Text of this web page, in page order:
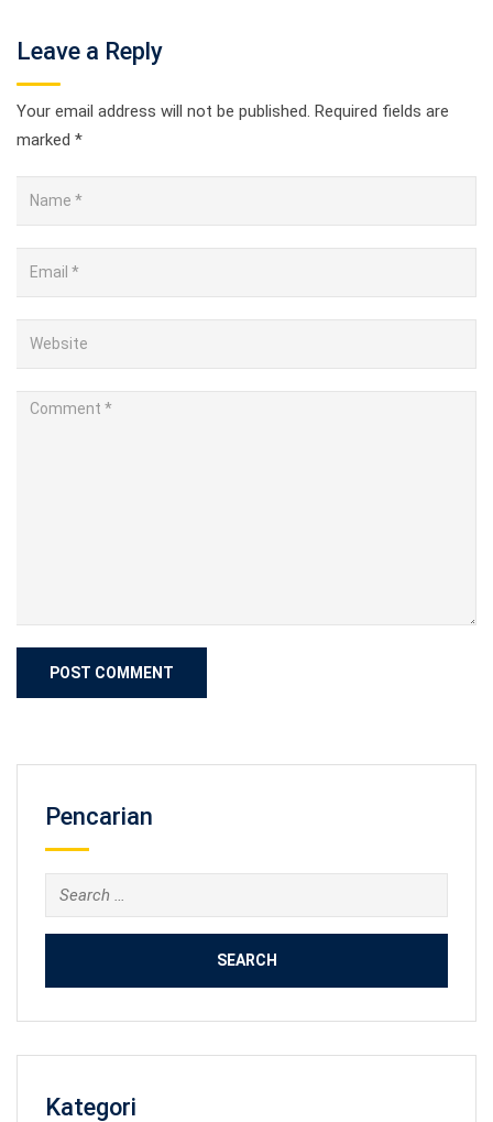
Leave a Reply
Your email address will not be published. Required fields are
marked *
Pencarian
Search
for:
Kategori